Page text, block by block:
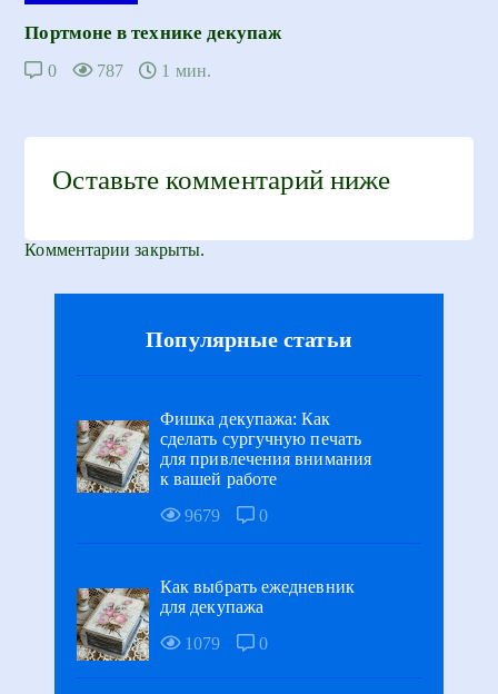
Портмоне в технике декупаж
0 787 1 мин.
Оставьте комментарий ниже
Комментарии закрыты.
Популярные статьи
Фишка декупажа: Как
сделать сургучную печать
для привлечения внимания
к вашей работе
9679
0
Как выбрать ежедневник
для декупажа
1079
0